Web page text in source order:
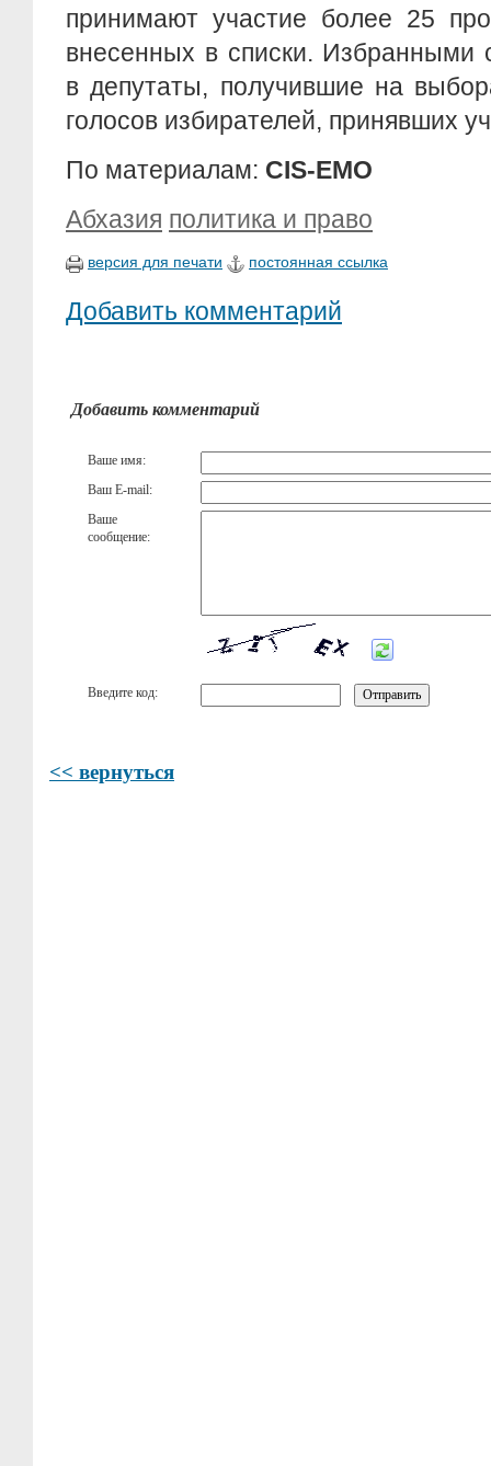
принимают участие более 25
внесенных в списки. Избранными
в депутаты, получившие на
голосов избирателей, принявших
По материалам: CIS-EMO
Абхазия политика и право
версия для печати постоянная ссылка
Добавить комментарий
Добавить комментарий
Ваше имя:
Ваш E-mail:
Ваше
сообщение:
Введите код:
<< вернуться